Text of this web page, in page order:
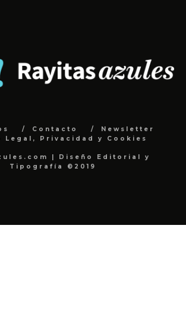
Contacto
Newsletter
Legal, Privacidad y Cookies
| Diseño Editorial y
Tipografía ©2019